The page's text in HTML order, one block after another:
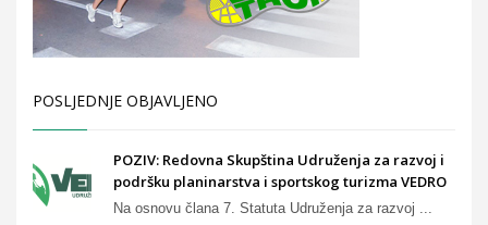
POSLJEDNJE OBJAVLJENO
POZIV: Redovna Skupština Udruženja za razvoj i
podršku planinarstva i sportskog turizma VEDRO
Na osnovu člana 7. Statuta Udruženja za razvoj ...